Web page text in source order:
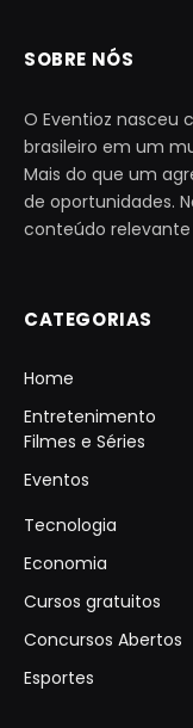
SOBRE NÓS
O Eventioz nasceu
brasileiro em um
Mais do que um
de oportunidades.
conteúdo
CATEGORIAS
Home
Entretenimento
Filmes e Séries
Eventos
Tecnologia
Economia
Cursos gratuitos
Concursos Abertos
Esportes